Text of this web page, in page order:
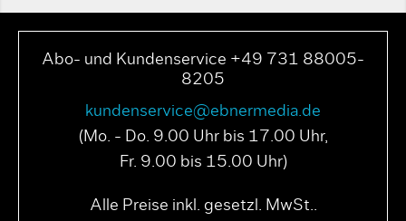
Abo- und Kundenservice +49 731 88005-
8205
kundenservice@ebnermedia.de
(Mo. - Do. 9.00 Uhr bis 17.00 Uhr,
Fr. 9.00 bis 15.00 Uhr)
Alle Preise inkl. gesetzl. MwSt..